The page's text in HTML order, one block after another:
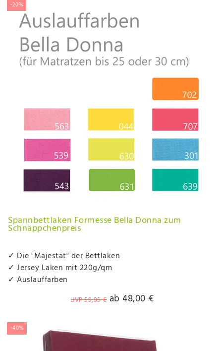
-20%
Spannbettlaken Formesse Bella Donna zum
Schnäppchenpreis
✓ Die "Majestät" der Bettlaken
✓ Jersey Laken mit 220g/qm
✓ Auslauffarben
UVP 59,95 € ab 48,00 €
-40%